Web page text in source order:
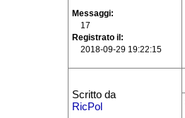
Messaggi
17
Registrato il
2018-09-29 19:22:15
Scritto da
RicPol